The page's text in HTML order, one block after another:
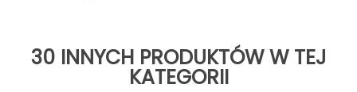
30 INNYCH PRODUKTÓW W TEJ
KATEGORII